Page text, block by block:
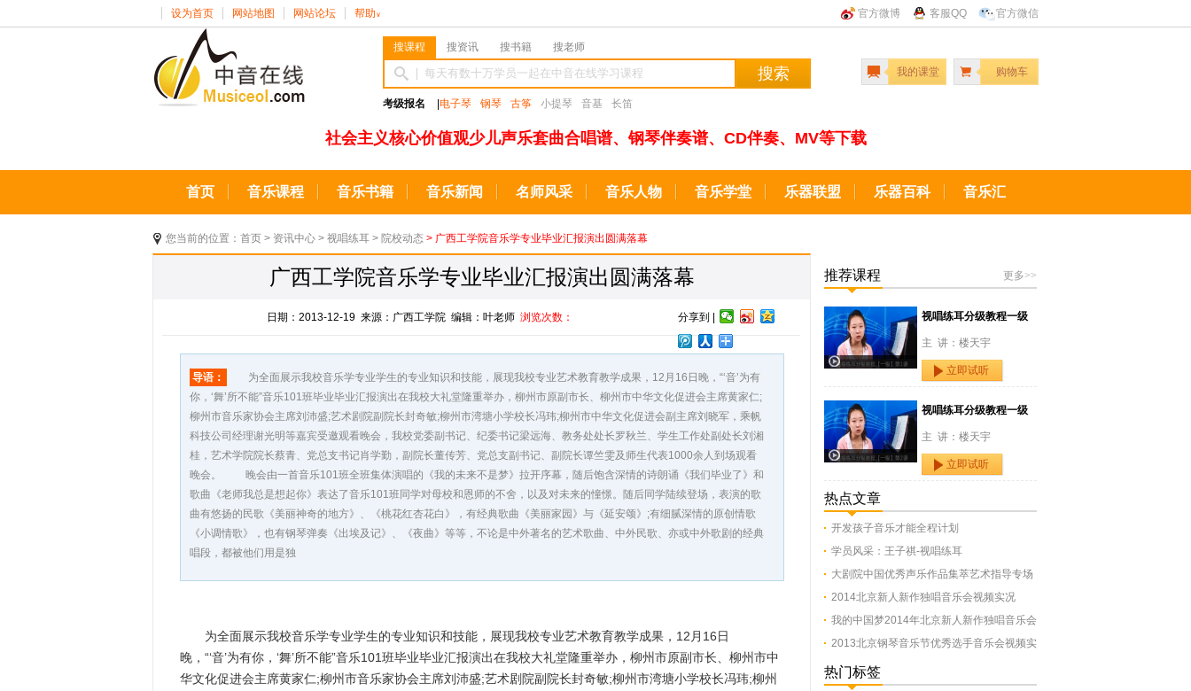
官方微博 客服QQ 官方微信
设为首页 网站地图 网站论坛 帮助 ∨
搜课程 搜资讯 搜书籍 搜老师
搜索
考级报名 电子琴 钢琴 古筝 小提琴 音基 长笛
我的课堂 购物车
社会主义核心价值观少儿声乐套曲合唱谱、钢琴伴奏谱、CD伴奏、MV等下载
首页 音乐课程 音乐书籍 音乐新闻 名师风采 音乐人物 音乐学堂 乐器联盟 乐器百科 音乐汇
您当前的位置： 首页 > 资讯中心 > 视唱练耳 > 院校动态 > 广西工学院音乐学专业毕业汇报演出圆满落幕
广西工学院音乐学专业毕业汇报演出圆满落幕
分享到 |
日期：2013-12-19 来源：广西工学院 编辑：叶老师 浏览次数：
导语：
为全面展示我校音乐学专业学生的专业知识和技能，展现我校专业艺术教育教学成果，12月16日晚，“‘音’为有
你，‘舞’所不能”音乐101班毕业毕业汇报演出在我校大礼堂隆重举办，柳州市原副市长、柳州市中华文化促进会主席黄家仁;
柳州市音乐家协会主席刘沛盛;艺术剧院副院长封奇敏;柳州市湾塘小学校长冯玮;柳州市中华文化促进会副主席刘晓军，乘帆
科技公司经理谢光明等嘉宾受邀观看晚会，我校党委副书记、纪委书记梁远海、教务处处长罗秋兰、学生工作处副处长刘湘
桂，艺术学院院长蔡青、党总支书记肖学勤，副院长董传芳、党总支副书记、副院长谭竺雯及师生代表1000余人到场观看
晚会。 晚会由一首音乐101班全班集体演唱的《我的未来不是梦》拉开序幕，随后饱含深情的诗朗诵《我们毕业了》和
歌曲《老师我总是想起你》表达了音乐101班同学对母校和恩师的不舍，以及对未来的憧憬。随后同学陆续登场，表演的歌
曲有悠扬的民歌《美丽神奇的地方》、《桃花红杏花白》，有经典歌曲《美丽家园》与《延安颂》;有细腻深情的原创情歌
《小调情歌》，也有钢琴弹奏《出埃及记》、《夜曲》等等，不论是中外著名的艺术歌曲、中外民歌、亦或中外歌剧的经典
唱段，都被他们用是独
为全面展示我校音乐学专业学生的专业知识和技能，展现我校专业艺术教育教学成果，12月16日
晚，“‘音’为有你，‘舞’所不能”音乐101班毕业毕业汇报演出在我校大礼堂隆重举办，柳州市原副市长、柳州市中
华文化促进会主席黄家仁;柳州市音乐家协会主席刘沛盛;艺术剧院副院长封奇敏;柳州市湾塘小学校长冯玮;柳州
更多>>
推荐课程
视唱练耳分级教程一级
主 讲：楼天宇
立即试听
视唱练耳分级教程一级
主 讲：楼天宇
立即试听
热点文章
开发孩子音乐才能全程计划
学员风采：王子祺-视唱练耳
大剧院中国优秀声乐作品集萃艺术指导专场
2014北京新人新作独唱音乐会视频实况
我的中国梦2014年北京新人新作独唱音乐会
2013北京钢琴音乐节优秀选手音乐会视频实
热门标签